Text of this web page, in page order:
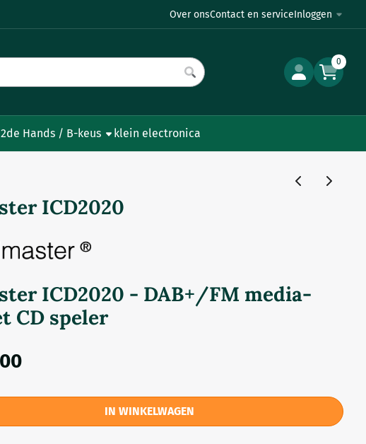
Over onsContact en serviceInloggen
0
Hands / B-keus klein electronica
ICD2020
ICD2020 - DAB+/FM media-
CD speler
IN WINKELWAGEN